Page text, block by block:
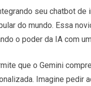
seu chatbot de
do mundo. Essa
o poder da IA com
que o Gemini
Imagine pedir